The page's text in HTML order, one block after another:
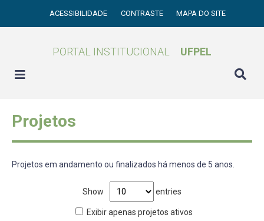
ACESSIBILIDADE CONTRASTE MAPA DO SITE
PORTAL INSTITUCIONAL UFPEL
Projetos
Projetos em andamento ou finalizados há menos de 5 anos.
Show entries
Exibir apenas projetos ativos